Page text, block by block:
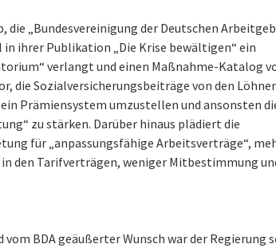
die „Bundesvereinigung der Deutschen
in ihrer Publikation „Die Krise bewältigen“ ein
verlangt und einen Maßnahme-Katalog
die Sozialversicherungsbeiträge von den
Prämiensystem umzustellen und ansonsten
zu stärken. Darüber hinaus plädiert die
für „anpassungsfähige Arbeitsverträge“,
den Tarifverträgen, weniger Mitbestimmung
vom BDA geäußerter Wunsch war der Regierung